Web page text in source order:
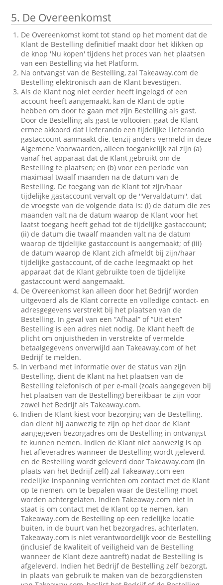
5. De Overeenkomst
De Overeenkomst komt tot stand op het moment dat de
Klant de Bestelling definitief maakt door het klikken op
de knop 'Nu kopen' tijdens het proces van het plaatsen
van een Bestelling via het Platform.
Na ontvangst van de Bestelling, zal Takeaway.com de
Bestelling elektronisch aan de Klant bevestigen.
Als de Klant nog niet eerder heeft ingelogd of een
account heeft aangemaakt, kan de Klant de optie
hebben om door te gaan met zijn Bestelling als gast.
Door de Bestelling als gast te voltooien, gaat de Klant
ermee akkoord dat Lieferando een tijdelijke Lieferando
gastaccount aanmaakt die, tenzij anders vermeld in deze
Algemene Voorwaarden, alleen toegankelijk zal zijn (a)
vanaf het apparaat dat de Klant gebruikt om de
Bestelling te plaatsen; en (b) voor een periode van
maximaal twaalf maanden na de datum van de
Bestelling. De toegang van de Klant tot zijn/haar
tijdelijke gastaccount vervalt op de ''Vervaldatum'', dat
de vroegste van de volgende data is: (i) de datum die zes
maanden valt na de datum waarop de Klant voor het
laatst toegang heeft gehad tot de tijdelijke gastaccount;
(ii) de datum die twaalf maanden valt na de datum
waarop de tijdelijke gastaccount is aangemaakt; of (iii)
de datum waarop de Klant zich afmeldt bij zijn/haar
tijdelijke gastaccount, of de cache leegmaakt op het
apparaat dat de Klant gebruikte toen de tijdelijke
gastaccount werd aangemaakt.
De Overeenkomst kan alleen door het Bedrijf worden
uitgevoerd als de Klant correcte en volledige contact- en
adresgegevens verstrekt bij het plaatsen van de
Bestelling. In geval van een “Afhaal” of “Uit eten”
Bestelling is een adres niet nodig. De Klant heeft de
plicht om onjuistheden in verstrekte of vermelde
betaalgegevens onverwijld aan Takeaway.com of het
Bedrijf te melden.
In verband met informatie over de status van zijn
Bestelling, dient de Klant na het plaatsen van de
Bestelling telefonisch of per e-mail (zoals aangegeven bij
het plaatsen van de Bestelling) bereikbaar te zijn voor
zowel het Bedrijf als Takeaway.com.
Indien de Klant kiest voor bezorging van de Bestelling,
dan dient hij aanwezig te zijn op het door de Klant
aangegeven bezorgadres om de Bestelling in ontvangst
te kunnen nemen. Indien de Klant niet aanwezig is op
het afleveradres wanneer de Bestelling wordt geleverd,
en de Bestelling wordt geleverd door Takeaway.com (in
plaats van het Bedrijf zelf) zal Takeaway.com een
redelijke inspanning verrichten om contact met de Klant
op te nemen, om te bepalen waar de Bestelling moet
worden achtergelaten. Indien Takeaway.com niet in
staat is om contact met de Klant op te nemen, kan
Takeaway.com de Bestelling op een redelijke locatie
buiten, in de buurt van het bezorgadres, achterlaten.
Takeaway.com is niet verantwoordelijk voor de Bestelling
(inclusief de kwaliteit of veiligheid van de Bestelling
wanneer de Klant deze aantreft) nadat de Bestelling is
afgeleverd. Indien het Bedrijf de Bestelling zelf bezorgt,
in plaats van gebruik te maken van de bezorgdiensten